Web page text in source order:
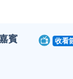
賓
收看